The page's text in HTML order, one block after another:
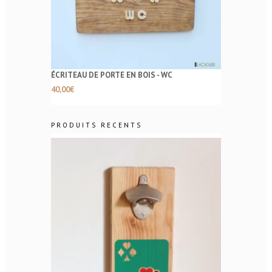
ÉCRITEAU DE PORTE EN BOIS - WC
40,00€
PRODUITS RECENTS